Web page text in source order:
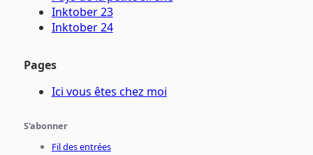
Inktober 23
Inktober 24
Pages
Ici vous êtes chez moi
S'abonner
Fil des entrées